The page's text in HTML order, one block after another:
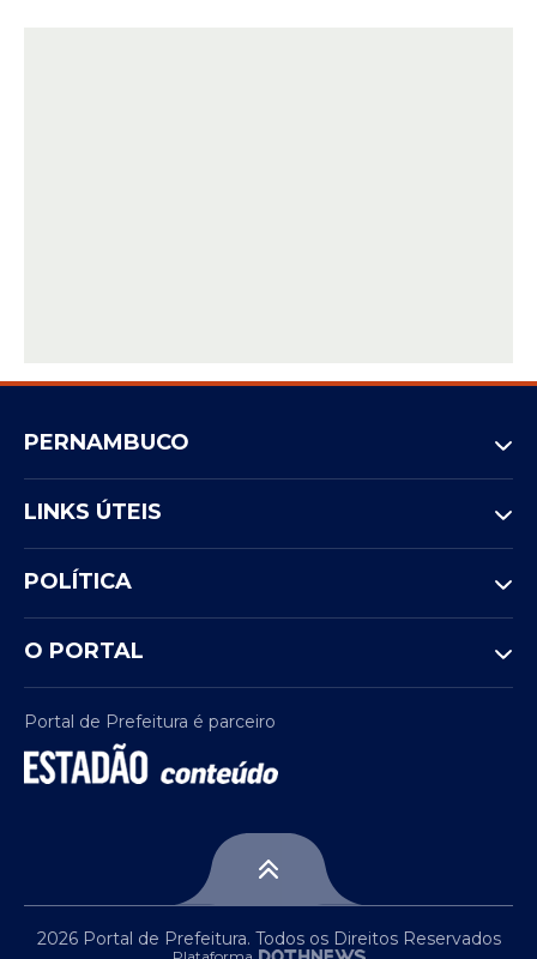
PERNAMBUCO
LINKS ÚTEIS
POLÍTICA
O PORTAL
Portal de Prefeitura é parceiro
2026 Portal de Prefeitura. Todos os Direitos Reservados